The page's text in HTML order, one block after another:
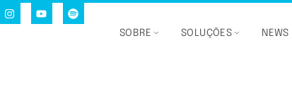
SOBRE SOLUÇÕES